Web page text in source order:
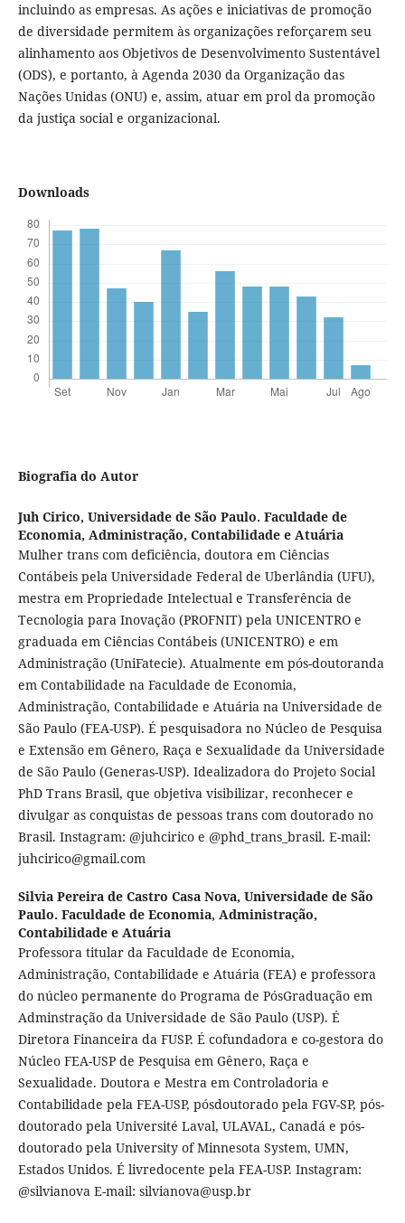
incluindo as empresas. As ações e iniciativas de promoção
de diversidade permitem às organizações reforçarem seu
alinhamento aos Objetivos de Desenvolvimento Sustentável
(ODS), e portanto, à Agenda 2030 da Organização das
Nações Unidas (ONU) e, assim, atuar em prol da promoção
da justiça social e organizacional.
Downloads
Biografia do Autor
Juh Cirico, Universidade de São Paulo. Faculdade de
Economia, Administração, Contabilidade e Atuária
Mulher trans com deficiência, doutora em Ciências
Contábeis pela Universidade Federal de Uberlândia (UFU),
mestra em Propriedade Intelectual e Transferência de
Tecnologia para Inovação (PROFNIT) pela UNICENTRO e
graduada em Ciências Contábeis (UNICENTRO) e em
Administração (UniFatecie). Atualmente em pós-doutoranda
em Contabilidade na Faculdade de Economia,
Administração, Contabilidade e Atuária na Universidade de
São Paulo (FEA-USP). É pesquisadora no Núcleo de Pesquisa
e Extensão em Gênero, Raça e Sexualidade da Universidade
de São Paulo (Generas-USP). Idealizadora do Projeto Social
PhD Trans Brasil, que objetiva visibilizar, reconhecer e
divulgar as conquistas de pessoas trans com doutorado no
Brasil. Instagram: @juhcirico e @phd_trans_brasil. E-mail:
juhcirico@gmail.com
Silvia Pereira de Castro Casa Nova, Universidade de São
Paulo. Faculdade de Economia, Administração,
Contabilidade e Atuária
Professora titular da Faculdade de Economia,
Administração, Contabilidade e Atuária (FEA) e professora
do núcleo permanente do Programa de PósGraduação em
Adminstração da Universidade de São Paulo (USP). É
Diretora Financeira da FUSP. É cofundadora e co-gestora do
Núcleo FEA-USP de Pesquisa em Gênero, Raça e
Sexualidade. Doutora e Mestra em Controladoria e
Contabilidade pela FEA-USP, pósdoutorado pela FGV-SP, pós-
doutorado pela Université Laval, ULAVAL, Canadá e pós-
doutorado pela University of Minnesota System, UMN,
Estados Unidos. É livredocente pela FEA-USP. Instagram:
@silvianova E-mail: silvianova@usp.br